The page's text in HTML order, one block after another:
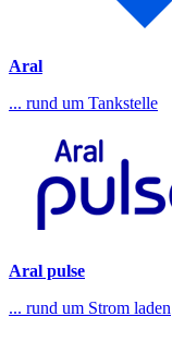
Aral
... rund um Tankstelle
Aral pulse
... rund um Strom laden